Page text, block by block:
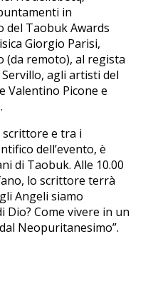
in
del Taobuk Awards
Giorgio Parisi,
(da remoto), al regista
agli artisti del
Valentino Picone e
e tra i
dell’evento, è
di Taobuk. Alle 10.00
lo scrittore terrà
Angeli siamo
Dio? Come vivere in un
Neopuritanesimo”.